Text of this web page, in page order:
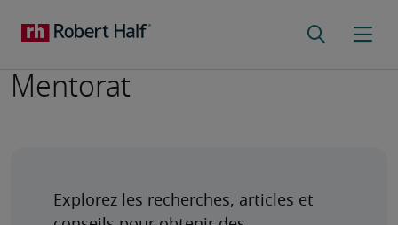
Mentorat
Explorez les recherches, articles et